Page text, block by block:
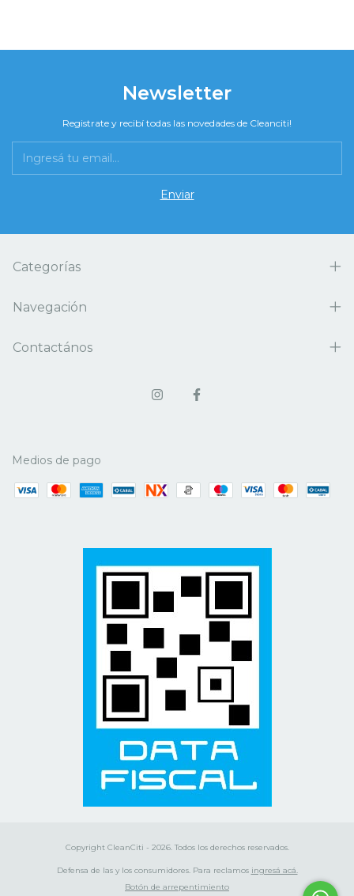
Newsletter
Registrate y recibí todas las novedades de Cleanciti!
Categorías
Navegación
Contactános
Medios de pago
Copyright CleanCiti - 2026. Todos los derechos reservados.
Defensa de las y los consumidores. Para reclamos ingresá acá.
Botón de arrepentimiento